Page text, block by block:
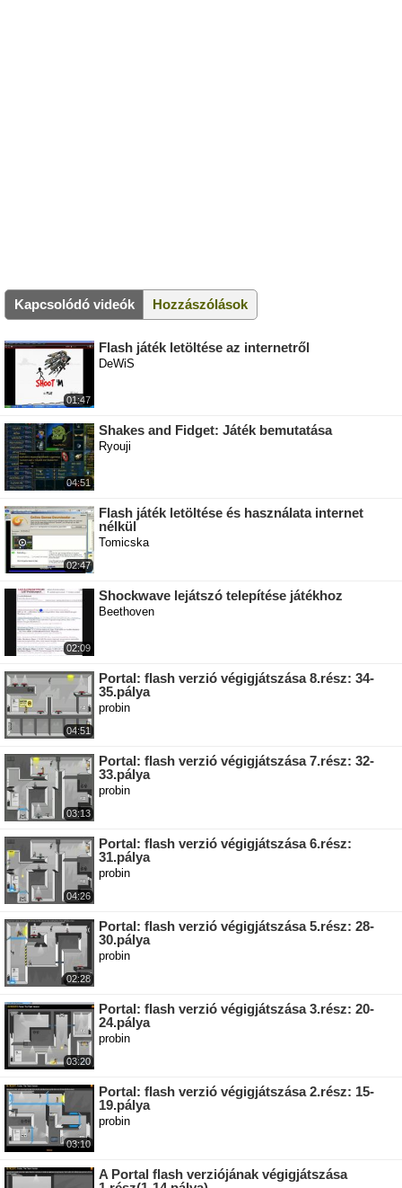
Kapcsolódó videók Hozzászólások
01:47
Flash játék letöltése az internetről
DeWiS
04:51
Shakes and Fidget: Játék bemutatása
Ryouji
02:47
Flash játék letöltése és használata internet
nélkül
Tomicska
02:09
Shockwave lejátszó telepítése játékhoz
Beethoven
04:51
Portal: flash verzió végigjátszása 8.rész: 34-
35.pálya
probin
03:13
Portal: flash verzió végigjátszása 7.rész: 32-
33.pálya
probin
04:26
Portal: flash verzió végigjátszása 6.rész:
31.pálya
probin
02:28
Portal: flash verzió végigjátszása 5.rész: 28-
30.pálya
probin
03:20
Portal: flash verzió végigjátszása 3.rész: 20-
24.pálya
probin
03:10
Portal: flash verzió végigjátszása 2.rész: 15-
19.pálya
probin
A Portal flash verziójának végigjátszása